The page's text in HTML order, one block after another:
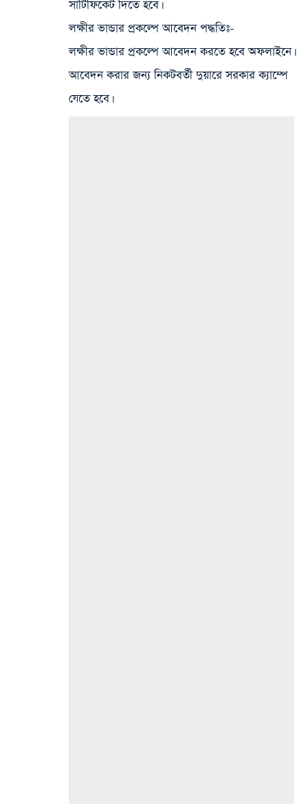
সার্টিফিকেট দিতে হবে।
লক্ষীর ভান্ডার প্রকল্পে আবেদন পদ্ধতিঃ-
লক্ষীর ভান্ডার প্রকল্পে আবেদন করতে হবে অফলাইনে।
আবেদন করার জন্য নিকটবর্তী দুয়ারে সরকার ক্যাম্পে
যেতে হবে।